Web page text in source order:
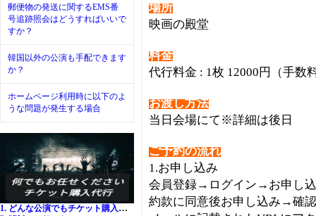
郵便物の発送に関するEMS番
号追跡照会はどうすればいいで
すか？
韓国以外の公演も手配できます
か？
ホームページ利用時に以下のよ
うな問題が発生する場合
1. どんな公演でもチケット購入代行
場所
映画の殿堂
料金
代行料金 : 1枚 12000円（手数
お渡し方法
当日会場にて※詳細は後日
ご予約の流れ
1.お申し込み
会員登録→ログイン→お申し
約款に同意後お申し込み→確